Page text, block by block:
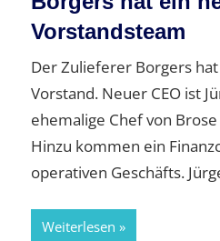
Vorstandsteam
Der Zulieferer Borgers
Vorstand. Neuer CEO ist
ehemalige Chef von
Hinzu kommen ein
operativen Geschäfts.
Weiterlesen